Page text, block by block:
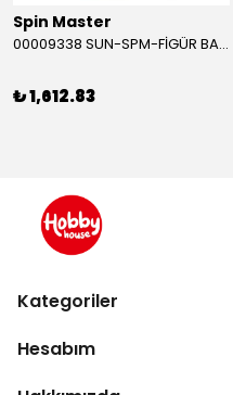
Spin Master
00009338 SUN-SPM-FİGÜR BATMAN NİNJA STRIKE 30 CM. EXC.
₺ 1,612.83
Kategoriler
Hesabım